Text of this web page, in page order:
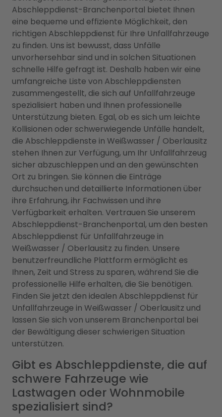
Abschleppdienst-Branchenportal bietet Ihnen
eine bequeme und effiziente Möglichkeit, den
richtigen Abschleppdienst für Ihre Unfallfahrzeuge
zu finden. Uns ist bewusst, dass Unfälle
unvorhersehbar sind und in solchen Situationen
schnelle Hilfe gefragt ist. Deshalb haben wir eine
umfangreiche Liste von Abschleppdiensten
zusammengestellt, die sich auf Unfallfahrzeuge
spezialisiert haben und Ihnen professionelle
Unterstützung bieten. Egal, ob es sich um leichte
Kollisionen oder schwerwiegende Unfälle handelt,
die Abschleppdienste in Weißwasser / Oberlausitz
stehen Ihnen zur Verfügung, um Ihr Unfallfahrzeug
sicher abzuschleppen und an den gewünschten
Ort zu bringen. Sie können die Einträge
durchsuchen und detaillierte Informationen über
ihre Erfahrung, ihr Fachwissen und ihre
Verfügbarkeit erhalten. Vertrauen Sie unserem
Abschleppdienst-Branchenportal, um den besten
Abschleppdienst für Unfallfahrzeuge in
Weißwasser / Oberlausitz zu finden. Unsere
benutzerfreundliche Plattform ermöglicht es
Ihnen, Zeit und Stress zu sparen, während Sie die
professionelle Hilfe erhalten, die Sie benötigen.
Finden Sie jetzt den idealen Abschleppdienst für
Unfallfahrzeuge in Weißwasser / Oberlausitz und
lassen Sie sich von unserem Branchenportal bei
der Bewältigung dieser schwierigen Situation
unterstützen.
Gibt es Abschleppdienste, die auf
schwere Fahrzeuge wie
Lastwagen oder Wohnmobile
spezialisiert sind?